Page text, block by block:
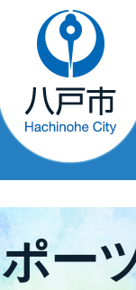
ー